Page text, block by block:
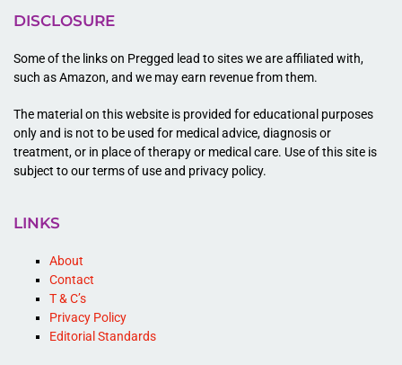
DISCLOSURE
Some of the links on Pregged lead to sites we are affiliated with,
such as Amazon, and we may earn revenue from them.
The material on this website is provided for educational purposes
only and is not to be used for medical advice, diagnosis or
treatment, or in place of therapy or medical care. Use of this site is
subject to our terms of use and privacy policy.
LINKS
About
Contact
T & C’s
Privacy Policy
Editorial Standards